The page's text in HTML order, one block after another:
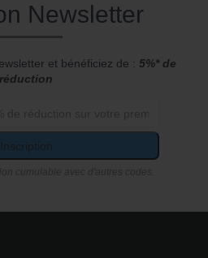
Newsletter
et bénéficiez de : 5%* de
réduction
Inscription